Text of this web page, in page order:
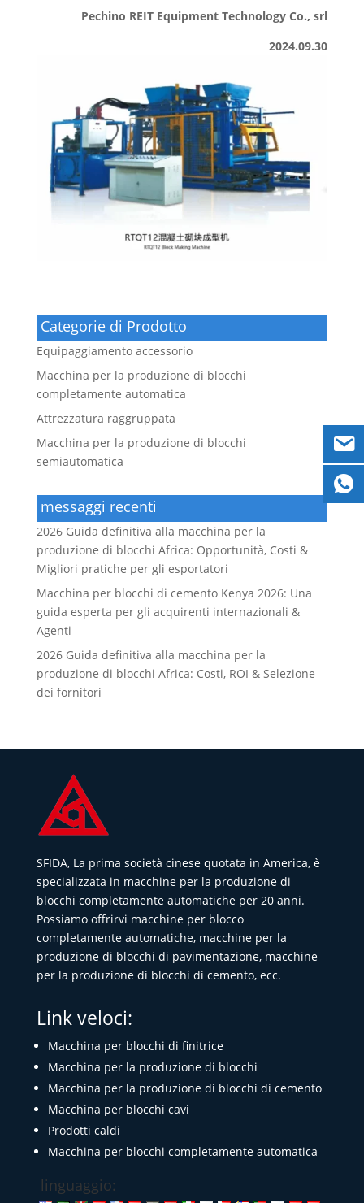
Pechino REIT Equipment Technology Co., srl
2024.09.30
Categorie di Prodotto
Equipaggiamento accessorio
Macchina per la produzione di blocchi
completamente automatica
Attrezzatura raggruppata
Macchina per la produzione di blocchi
semiautomatica
messaggi recenti
2026 Guida definitiva alla macchina per la
produzione di blocchi Africa: Opportunità, Costi &
Migliori pratiche per gli esportatori
Macchina per blocchi di cemento Kenya 2026: Una
guida esperta per gli acquirenti internazionali &
Agenti
2026 Guida definitiva alla macchina per la
produzione di blocchi Africa: Costi, ROI & Selezione
dei fornitori
SFIDA, La prima società cinese quotata in America, è
specializzata in macchine per la produzione di
blocchi completamente automatiche per 20 anni.
Possiamo offrirvi macchine per blocco
completamente automatiche, macchine per la
produzione di blocchi di pavimentazione, macchine
per la produzione di blocchi di cemento, ecc.
Link veloci:
Macchina per blocchi di finitrice
Macchina per la produzione di blocchi
Macchina per la produzione di blocchi di cemento
Macchina per blocchi cavi
Prodotti caldi
Macchina per blocchi completamente automatica
linguaggio: